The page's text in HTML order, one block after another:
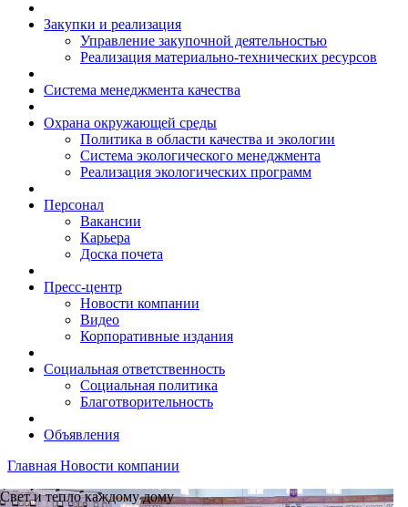
Закупки и реализация
Управление закупочной деятельностью
Реализация материально-технических ресурсов
Система менеджмента качества
Охрана окружающей среды
Политика в области качества и экологии
Система экологического менеджмента
Реализация экологических программ
Персонал
Вакансии
Карьера
Доска почета
Пресс-центр
Новости компании
Видео
Корпоративные издания
Социальная ответственность
Социальная политика
Благотворительность
Объявления
Главная Новости компании
Свет и тепло каждому дому